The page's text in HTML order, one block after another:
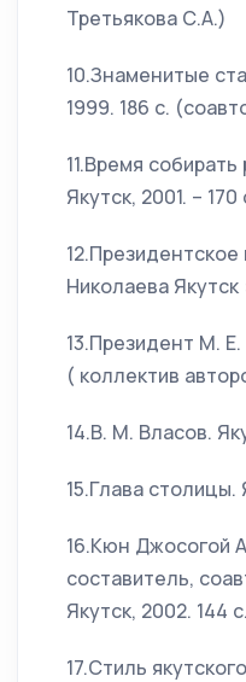
Третьякова С.А.)
10.Знаменитые
1999. 186 с.
11.Время
Якутск, 2001. – 170
Николаева Якутск
13.Президент М. Е.
( коллектив
14.В. М. Власов.
15.Глава столицы.
16.Кюн Джосогой
составитель,
Якутск, 2002. 144
17.Стиль